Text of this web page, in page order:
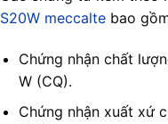
S20W meccalte bao
Chứng nhận chất
W (CQ).
Chứng nhận xuất xứ